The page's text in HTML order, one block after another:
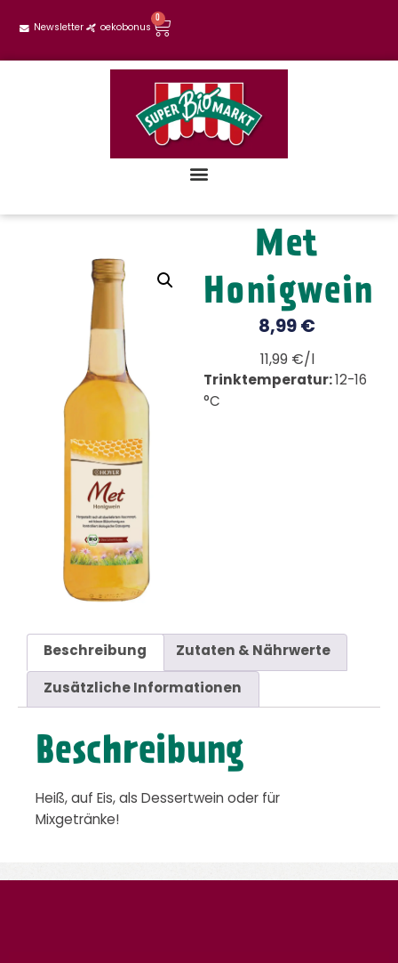
Newsletter oekobonus
0
Met
Honigwein
8,99 €
11,99 €/l
Trinktemperatur: 12-16
°C
Beschreibung Zutaten & Nährwerte
Zusätzliche Informationen
Beschreibung
Heiß, auf Eis, als Dessertwein oder für
Mixgetränke!